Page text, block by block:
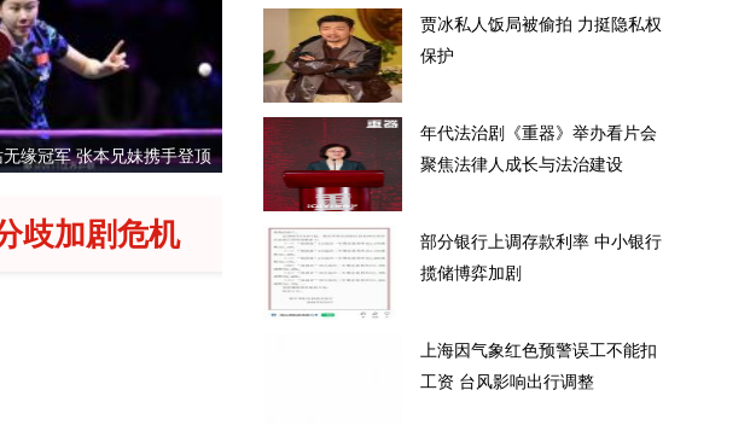
贾冰私人饭局被偷拍 力挺隐私权保护 年代法治剧《
缘冠军 张本兄妹携手登顶
歧加剧危机
贾冰私人饭局被偷拍 力挺隐私权
保护
年代法治剧《重器》举办看片会
聚焦法律人成长与法治建设
部分银行上调存款利率 中小银行
揽储博弈加剧
上海因气象红色预警误工不能扣
工资 台风影响出行调整